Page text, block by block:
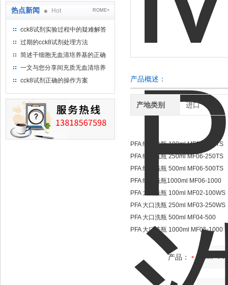
热点新闻 Hot ROME+
cck8试剂实验过程中的疑难解答
（一）
过期的cck8试剂处理方法
简述干细胞无血清培养基的正确
使用方法及使用注意事项
一文与您分享间充质无血清培养
基的选购建议
cck8试剂正确的操作方案 产品概述：
产地类别 进口
PFA 细口洗瓶 100ml MF06-100TS
PFA 细口洗瓶 250ml MF06-250TS
PFA 细口洗瓶 500ml MF06-500TS
PFA 细口洗瓶1000ml MF06-1000
PFA 大口洗瓶 100ml MF02-100WS
PFA 大口洗瓶 250ml MF03-250WS
PFA 大口洗瓶 500ml MF04-500
PFA 大口洗瓶 1000ml MF05-1000
产品：